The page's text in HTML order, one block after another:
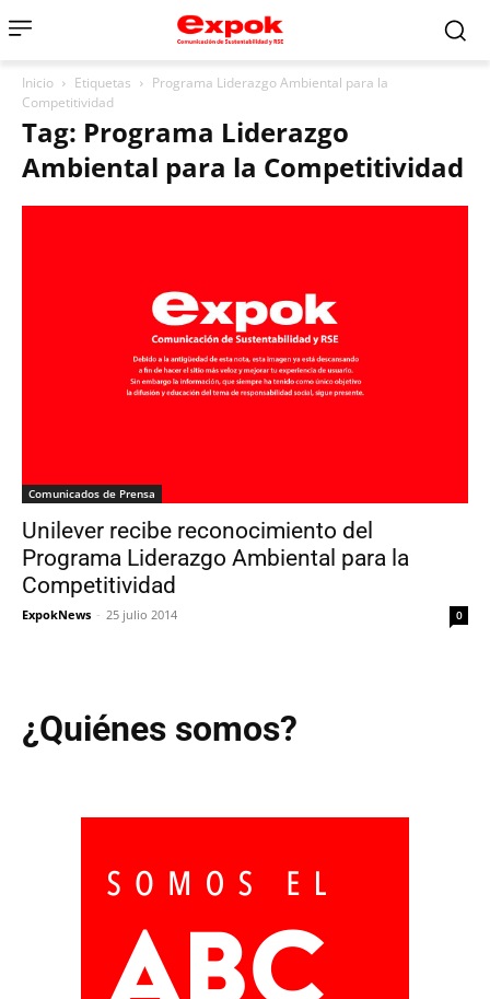
Inicio Etiquetas
Programa Liderazgo Ambiental para la
Competitividad
Tag: Programa Liderazgo
Ambiental para la Competitividad
Comunicados de Prensa
Unilever recibe reconocimiento del
Programa Liderazgo Ambiental para la
Competitividad
ExpokNews - 25 julio 2014 0
¿Quiénes somos?